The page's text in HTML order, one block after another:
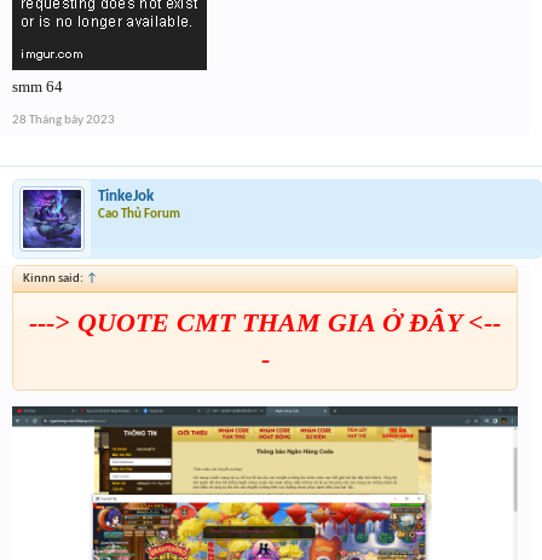
smm 64
28 Tháng bảy 2023
TinkeJok
Cao Thủ Forum
Kinnn said: ↑
---> QUOTE CMT THAM GIA Ở ĐÂY <--
-